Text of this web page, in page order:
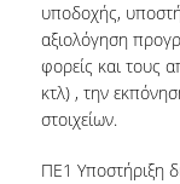
υποδοχής,
αξιολόγηση
φορείς και τους
κτλ) , την
στοιχείων.
ΠΕ1 Υποστήριξη